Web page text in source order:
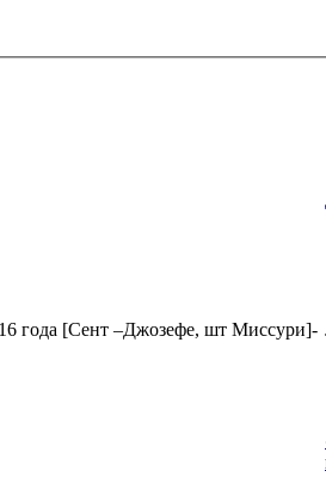
года [Сент –Джозефе, шт Миссури]-